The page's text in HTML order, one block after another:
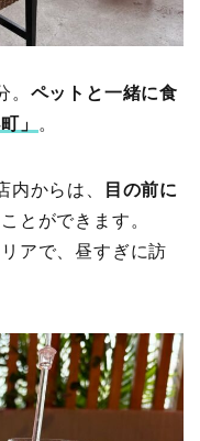
ペットと一緒に食
」 。
内からは、
目の前に
とができます。
アで、昼すぎに訪